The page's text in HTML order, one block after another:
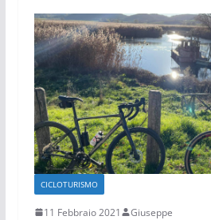
CICLOTURISMO
11 Febbraio 2021 Giuseppe